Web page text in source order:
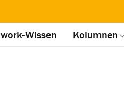
work-Wissen Kolumnen